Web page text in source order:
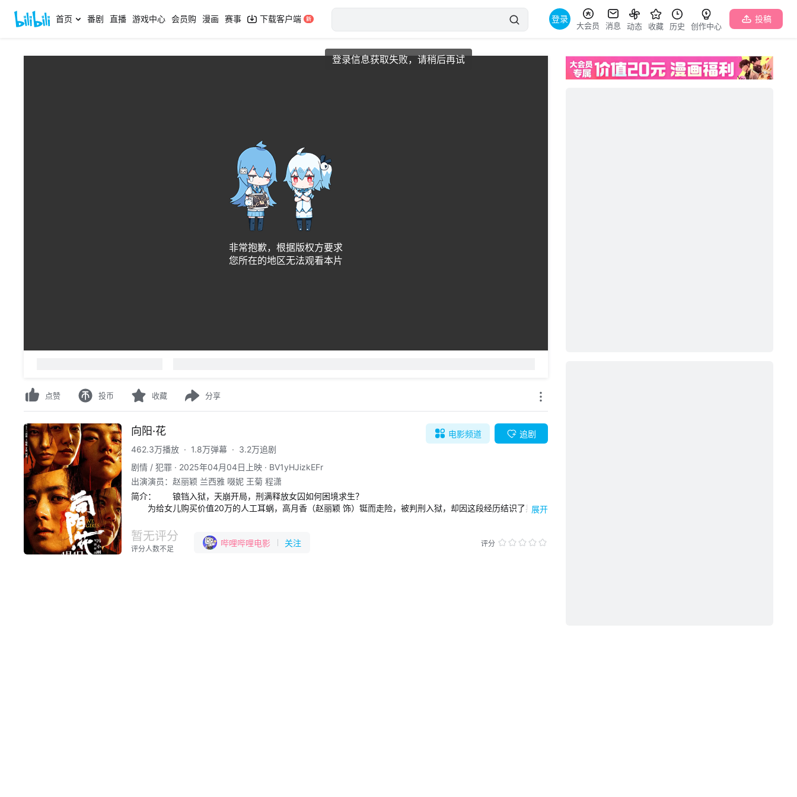
首页 番剧 直播 游戏中心 会员购 漫画 赛事 下载客户端 登录
大会员 消息 动态 收藏 历史 创作中心
投稿
网络状况异常，请刷新后重试
错误码：3001
a2a121703b5d90db126626677b52ca17
非常抱歉，根据版权方要求
您所在的地区无法观看本片
点赞 投币 收藏 分享
向阳·花
462.3万播放 · 1.8万弹幕 · 3.2万追剧
剧情 / 犯罪 · 2025年04月04日上映 · BV1yHJizkEFr
出演演员 ： 赵丽颖 兰西雅 啜妮 王菊 程潇
简介：
锒铛入狱，天崩开局，刑满释放女囚如何困境求生？
为给女儿购买价值20万的人工耳蜗，高月香（赵丽颖 饰）铤而走险，被判刑入狱，却因这段经历结识了黑妹
硬碰硬”的态度，不服输、不认命的她们，面对命运挑战一路为彼此撑腰，向阳而生。
展开
暂无评分
评分人数不足
哔哩哔哩电影 关注 评分
电影频道 追剧
登录信息获取失败，请稍后再试